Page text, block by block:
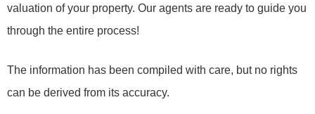
valuation of your property. Our agents are ready to guide you
through the entire process!
The information has been compiled with care, but no rights
can be derived from its accuracy.